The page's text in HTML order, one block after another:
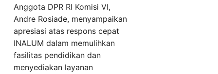
Anggota DPR RI Komisi VI,
Andre Rosiade, menyampaikan
apresiasi atas respons cepat
INALUM dalam memulihkan
fasilitas pendidikan dan
menyediakan layanan